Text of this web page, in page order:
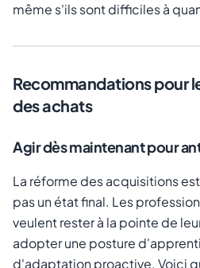
même s'ils sont difficiles à
Recommandations pour
des achats
Agir dès maintenant pour
La réforme des acquisitions
pas un état final. Les
veulent rester à la pointe de
adopter une posture
d'adaptation proactive. Voici